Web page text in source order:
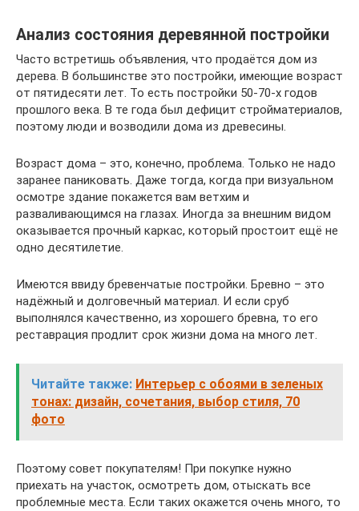
Анализ состояния деревянной постройки
Часто встретишь объявления, что продаётся дом из
дерева. В большинстве это постройки, имеющие возраст
от пятидесяти лет. То есть постройки 50-70-х годов
прошлого века. В те года был дефицит стройматериалов,
поэтому люди и возводили дома из древесины.
Возраст дома – это, конечно, проблема. Только не надо
заранее паниковать. Даже тогда, когда при визуальном
осмотре здание покажется вам ветхим и
разваливающимся на глазах. Иногда за внешним видом
оказывается прочный каркас, который простоит ещё не
одно десятилетие.
Имеются ввиду бревенчатые постройки. Бревно – это
надёжный и долговечный материал. И если сруб
выполнялся качественно, из хорошего бревна, то его
реставрация продлит срок жизни дома на много лет.
Читайте также: Интерьер с обоями в зеленых
тонах: дизайн, сочетания, выбор стиля, 70
фото
Поэтому совет покупателям! При покупке нужно
приехать на участок, осмотреть дом, отыскать все
проблемные места. Если таких окажется очень много, то